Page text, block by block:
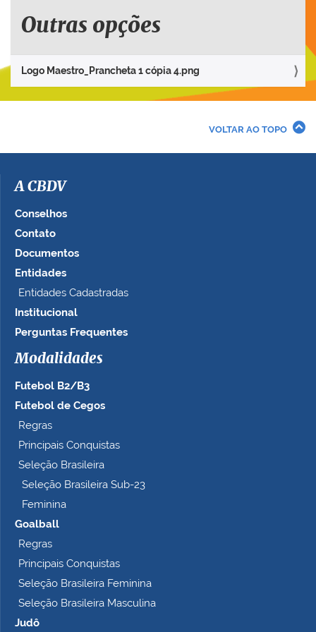
e
p
a
i
a
e
n
o
t
m
a
n
o
o
m
e
t
Outras opções
Logo Maestro_Prancheta 1 cópia 4.png
VOLTAR AO TOPO
A CBDV
Conselhos
Contato
Documentos
Entidades
Entidades Cadastradas
Institucional
Perguntas Frequentes
Modalidades
Futebol B2/B3
Futebol de Cegos
Regras
Principais Conquistas
Seleção Brasileira
Seleção Brasileira Sub-23
Feminina
Goalball
Regras
Principais Conquistas
Seleção Brasileira Feminina
Seleção Brasileira Masculina
Judô